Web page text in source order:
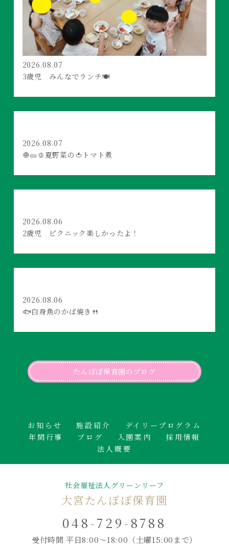
2026.08.07
3歳児 みんなでランチ🍽️
2026.08.07
🧅🥒🫑夏野菜の🍅トマト煮
2026.08.06
2歳児 ピクニック楽しかったよ！
2026.08.06
🐟白身魚のかば焼き🍴
たんぽぽ保育園のブログ
お知らせ 施設紹介
デイリープログラム
年間行事
ブログ 入園案内
採用情報
法人概要
社会福祉法人グリーンリーフ
大宮たんぽぽ保育園
048-729-8788
受付時間 平日8:00～18:00 （土曜15:00まで）